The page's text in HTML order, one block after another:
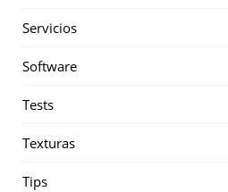
Servicios
Software
Tests
Texturas
Tips